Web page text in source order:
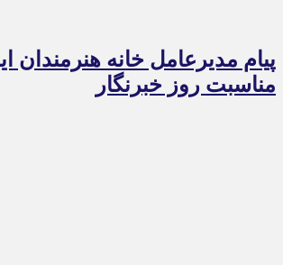
پیام مدیرعامل خانه هنرمندان
مناسبت روز خبرنگار